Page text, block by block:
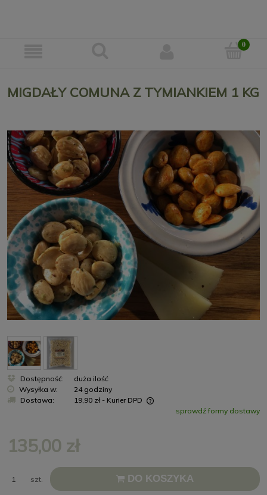
MIGDAŁY COMUNA Z TYMIANKIEM 1 KG
Dostępność:
duża ilość
Wysyłka w:
24 godziny
Dostawa:
19,90 zł - Kurier DPD
Cena nie zawiera ewentualnych kosztów płatnościsprawdź formy dostawy
135,00 zł
szt. DO KOSZYKA